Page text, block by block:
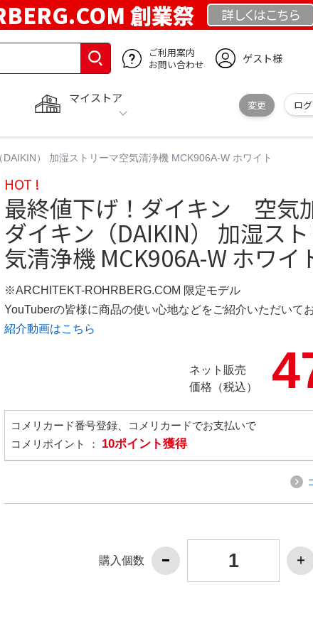
創業祭 詳しくはこちら
ご利用案内
お問い合わせ
ゲスト様
マイストア
変更 ロ
） 加湿ストリーマ空気清浄機 MCK906A-W ホワイト
HOT !
最終値下げ！ダイキン 空気
ダイキン（DAIKIN） 加湿ス
気清浄機 MCK906A-W ホワイ
※ARCHITEKT-ROHRBERG.COM 限定モデル
YouTuberの皆様に商品の使い心地などをご紹介いただいて
紹介動画はこちら
ネット販売
価格（税込）
コメリカード番号登録、コメリカードでお支払いで
コメリポイント ： 10ポイント獲得
購入個数